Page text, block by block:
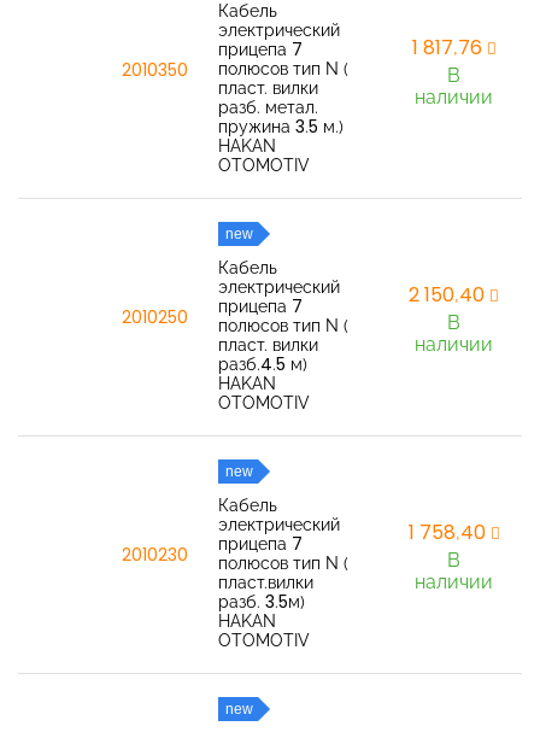
2010350
Кабель
электрический
прицепа 7
полюсов тип N (
пласт. вилки
разб. метал.
пружина 3.5 м.)
HAKAN
OTOMOTIV
1 817,76
В
наличии
2010250
new
Кабель
электрический
прицепа 7
полюсов тип N (
пласт. вилки
разб.4.5 м)
HAKAN
OTOMOTIV
2 150,40
В
наличии
2010230
new
Кабель
электрический
прицепа 7
полюсов тип N (
пласт.вилки
разб. 3.5м)
HAKAN
OTOMOTIV
1 758,40
В
наличии
new